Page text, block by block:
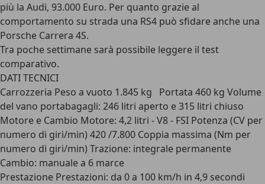
più la Audi, 93.000 Euro. Per quanto grazie al
comportamento su strada una RS4 può sfidare anche una
Porsche Carrera 4S.
Tra poche settimane sarà possibile leggere il test
comparativo.
DATI TECNICI
Carrozzeria Peso a vuoto 1.845 kg Portata 460 kg Volume
del vano portabagagli: 246 litri aperto e 315 litri chiuso
Motore e Cambio Motore: 4,2 litri - V8 - FSI Potenza (CV per
numero di giri/min) 420 /7.800 Coppia massima (Nm per
numero di giri/min) Trazione: integrale permanente
Cambio: manuale a 6 marce
Prestazione Prestazioni: da 0 a 100 km/h in 4,9 secondi